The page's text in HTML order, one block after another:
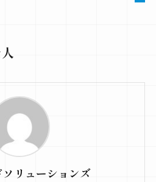
リューションズ